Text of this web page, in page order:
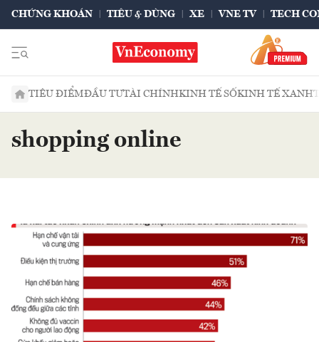
CHỨNG KHOÁN TIÊU & DÙNG XE VNE TV TECH
TIÊU ĐIỂMĐẦU TƯTÀI CHÍNHKINH TẾ SỐKINH TẾ XANH
shopping online